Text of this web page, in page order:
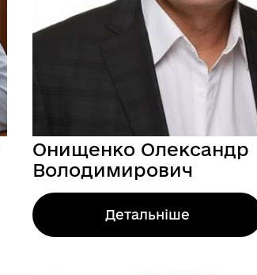
Онищенко Олександр
Володимирович
Детальніше